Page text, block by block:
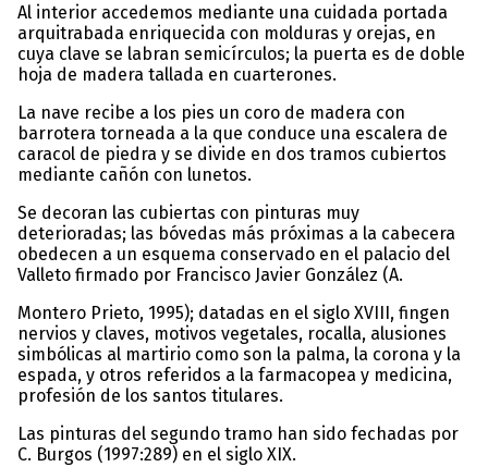
Al interior accedemos mediante una cuidada portada
arquitrabada enriquecida con molduras y orejas, en
cuya clave se labran semicírculos; la puerta es de doble
hoja de madera tallada en cuarterones.
La nave recibe a los pies un coro de madera con
barrotera torneada a la que conduce una escalera de
caracol de piedra y se divide en dos tramos cubiertos
mediante cañón con lunetos.
Se decoran las cubiertas con pinturas muy
deterioradas; las bóvedas más próximas a la cabecera
obedecen a un esquema conservado en el palacio del
Valleto firmado por Francisco Javier González (A.
Montero Prieto, 1995); datadas en el siglo XVIII, fingen
nervios y claves, motivos vegetales, rocalla, alusiones
simbólicas al martirio como son la palma, la corona y la
espada, y otros referidos a la farmacopea y medicina,
profesión de los santos titulares.
Las pinturas del segundo tramo han sido fechadas por
C. Burgos (1997:289) en el siglo XIX.